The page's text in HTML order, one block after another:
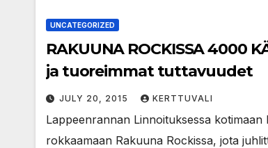
UNCATEGORIZED
RAKUUNA ROCKISSA 4000
ja tuoreimmat tuttavuudet
JULY 20, 2015 KERTTUVALI
Lappeenrannan Linnoituksessa
rokkaamaan Rakuuna Rockissa, jota